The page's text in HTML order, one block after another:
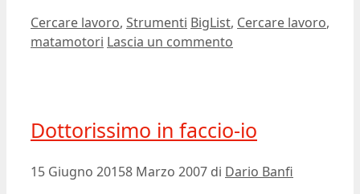
Categorie
Cercare lavoro, Strumenti Tag
BigList, Cercare lavoro,
matamotori Lascia un commento
Dottorissimo in faccio-io
15 Giugno 20158 Marzo 2007 di Dario Banfi